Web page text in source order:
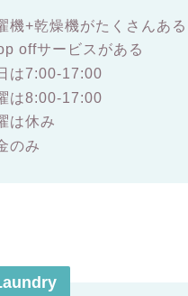
機+乾燥機がたくさんある
offサービスがある
は7:00-17:00
は8:00-17:00
は休み
のみ